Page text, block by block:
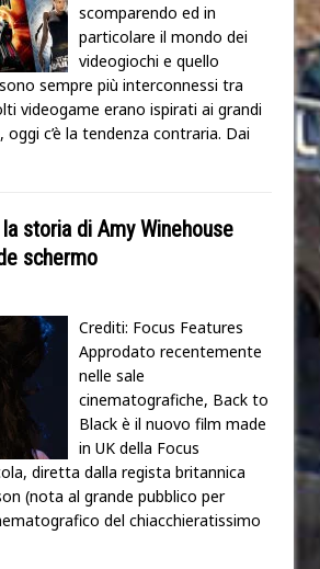
scomparendo ed in
particolare il mondo dei
videogiochi e quello
sempre più interconnessi tra
videogame erano ispirati ai grandi
oggi c’è la tendenza contraria. Dai
storia di Amy Winehouse
schermo
Crediti: Focus Features
Approdato recentemente
nelle sale
cinematografiche, Back to
Black è il nuovo film made
in UK della Focus
diretta dalla regista britannica
(nota al grande pubblico per
del chiacchieratissimo